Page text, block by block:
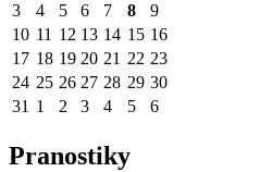
3
4 5 6 7 8
9
10 11 12 13 14 15 16
17 18 19 20 21 22 23
24 25 26 27 28 29 30
31 1 2 3 4 5 6
Pranostiky